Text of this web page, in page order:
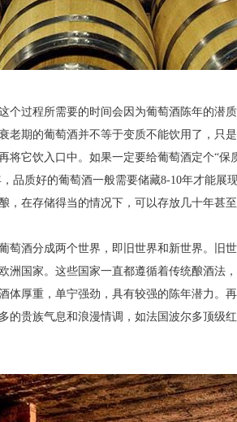
过程所需要的时间会因为葡萄酒陈年的潜质
老期的葡萄酒并不等于变质不能饮用了，只
将它饮入口中。如果一定要给葡萄酒定个“保
品质好的葡萄酒一般需要储藏8-10年才能展
，在存储得当的情况下，可以存放几十年甚至
酒分成两个世界，即旧世界和新世界。旧
洲国家。这些国家一直都遵循着传统酿酒法
体厚重，单宁强劲，具有较强的陈年潜力。
的贵族气息和浪漫情调，如法国波尔多顶级